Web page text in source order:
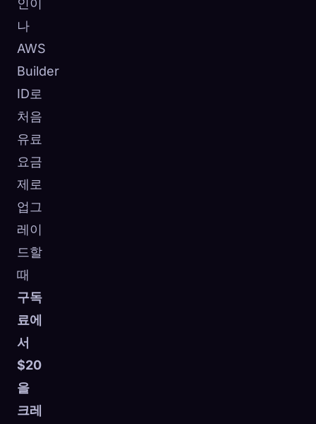
인이
나
AWS
Builder
ID로
처음
유료
요금
제로
업그
레이
드할
때
구독
료에
서
$20
을
크레